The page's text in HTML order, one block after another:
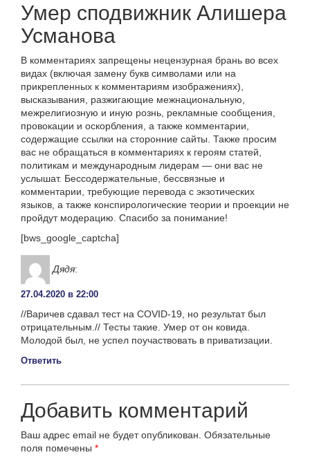
Умер сподвижник Алишера
Усманова
В комментариях запрещены нецензурная брань во всех
видах (включая замену букв символами или на
прикрепленных к комментариям изображениях),
высказывания, разжигающие межнациональную,
межрелигиозную и иную рознь, рекламные сообщения,
провокации и оскорбления, а также комментарии,
содержащие ссылки на сторонние сайты. Также просим
вас не обращаться в комментариях к героям статей,
политикам и международным лидерам — они вас не
услышат. Бессодержательные, бессвязные и
комментарии, требующие перевода с экзотических
языков, а также конспирологические теории и проекции не
пройдут модерацию. Спасибо за понимание!
[bws_google_captcha]
Дядя:
27.04.2020 в 22:00
//Варичев сдавал тест на COVID-19, но результат был
отрицательным.// Тесты такие. Умер от он ковида.
Молодой был, не успел поучаствовать в приватизации.
Ответить
Добавить комментарий
Ваш адрес email не будет опубликован. Обязательные
поля помечены *